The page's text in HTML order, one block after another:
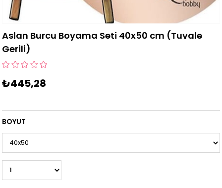
Aslan Burcu Boyama Seti 40x50 cm (Tuvale
Gerili)
₺445,28
BOYUT